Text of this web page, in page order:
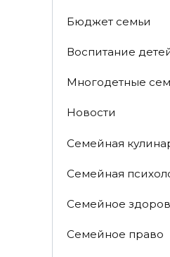
Бюджет семьи
Воспитание
Многодетные
Новости
Семейная
Семейная
Семейное
Семейное право